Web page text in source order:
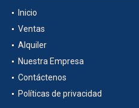
Inicio
Ventas
Alquiler
Nuestra Empresa
Contáctenos
Políticas de privacidad